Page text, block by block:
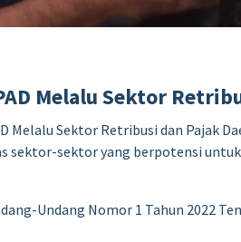
Melalu Sektor
Melalu Sektor Retribusi dan Pajak
sektor-sektor yang berpotensi
Undang Nomor 1 Tahun 2022